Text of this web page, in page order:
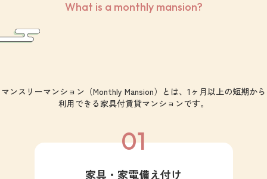
What is a monthly mansion?
マンスリーマンション（Monthly Mansion）とは、1ヶ月以上の短期から
利用できる家具付賃貸マンションです。
01
家具・家電備え付け